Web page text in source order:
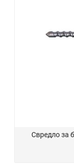
Свредло за